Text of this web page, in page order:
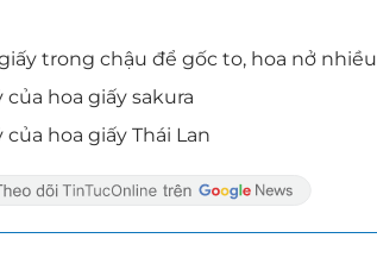
trong chậu để gốc to, hoa nở nhiều
hoa giấy sakura
hoa giấy Thái Lan